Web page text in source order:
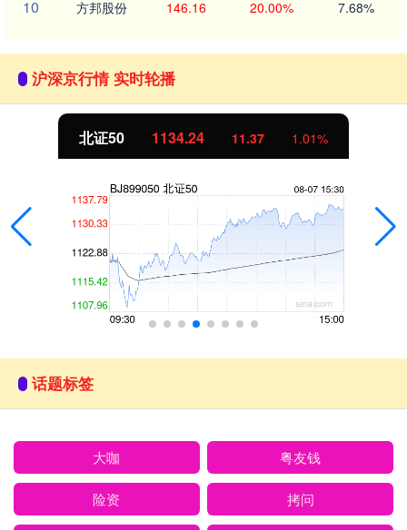
10 方邦股份 146.16 20.00% 7.68%
沪深京行情 实时轮播
北证50 1134.24 11.37 1.01%
话题标签
大咖 粤友钱
险资 拷问